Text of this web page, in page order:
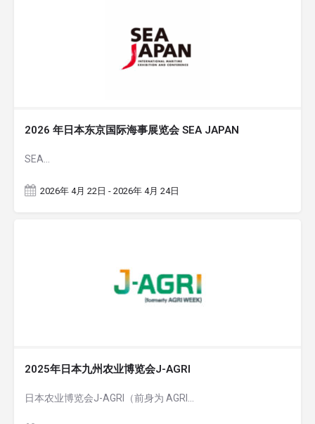
2026 年日本东京国际海事展览会 SEA JAPAN
SEA…
2026年 4月 22日 - 2026年 4月 24日
2025年日本九州农业博览会J-AGRI
日本农业博览会J-AGRI（前身为 AGRI…